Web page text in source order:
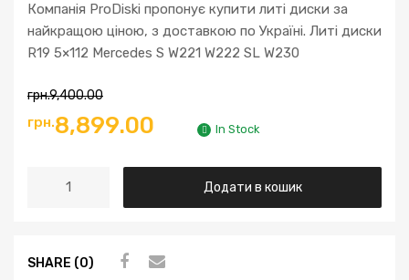
Компанія ProDiski пропонує купити литі диски за
найкращою ціною, з доставкою по Україні. Литі диски
R19 5×112 Mercedes S W221 W222 SL W230
грн.9,400.00
Оригінальна
грн.9,400.00.
грн.8,899.00 Поточна
ціна:
грн.8,899.00.
In Stock
Mercedes
Додати в кошик
SHARE (0)